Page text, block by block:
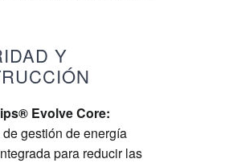
Y
Evolve Core:
gestión de energía
para reducir las